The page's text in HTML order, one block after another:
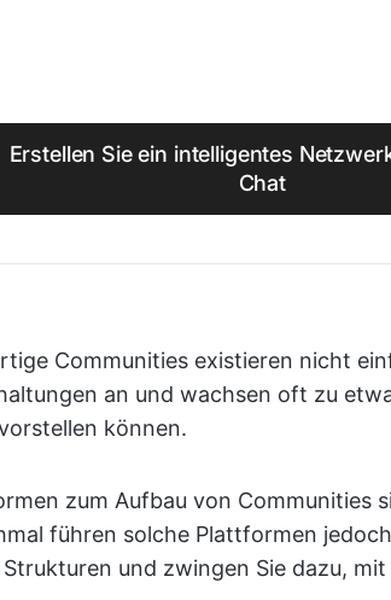
Erstellen Sie ein intelligentes
Chat
Communities existieren nicht
an und wachsen oft zu
können.
zum Aufbau von Communities
führen solche Plattformen
und zwingen Sie dazu,